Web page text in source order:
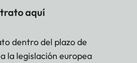
aquí
dentro del plazo de
la legislación europea